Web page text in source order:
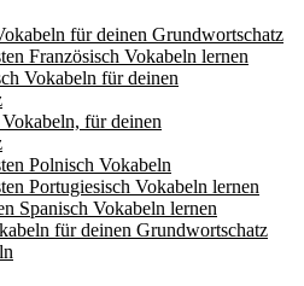
für deinen Grundwortschatz
Französisch Vokabeln lernen
Vokabeln für deinen
für deinen
Polnisch Vokabeln
Portugiesisch Vokabeln lernen
Spanisch Vokabeln lernen
für deinen Grundwortschatz